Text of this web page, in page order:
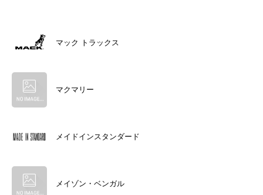
マック トラックス
マクマリー
メイドインスタンダード
メイゾン・ベンガル